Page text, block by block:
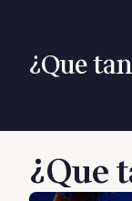
¿Que
¿Que